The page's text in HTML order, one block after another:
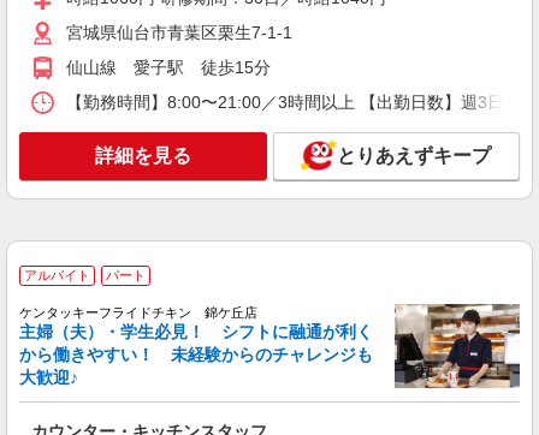
アルバイト パート
株式会社ジェイ・エス・ビー・フードサービス
食事付き学生マンションでの調理補助
学生会館8Flag（エイトフラッグ） 宮城県仙台
市青葉区八幡1丁目2-15
正社員
株式会社ジェイ・エス・ビー・フードサービス
月給230,000円〜250,000円 ※経験・能力によ
る ※試用期間3ヶ月（同条件）
≪学生会館スフィーダ仙台広瀬町≫ 宮城県仙
台市青葉区広瀬町4-25 ★自転車・バイク・車通勤
可
宮城県仙台市青葉区栗生7-1-1
仙山線 愛子駅 徒歩15分
【勤務時間】8:00〜21:00／3時間以上 【出勤日数】週3日
詳細を見る とりあえずキープ
アルバイト パート
ケンタッキーフライドチキン 錦ケ丘店
主婦（夫）・学生必見！ シフトに融通が利く
から働きやすい！ 未経験からのチャレンジも
大歓迎♪